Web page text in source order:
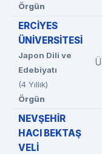
Örgün
ERCİYES
ÜNİVERSİTESİ
Japon Dili ve
Edebiyatı
(4 Yıllık)
Örgün
NEVŞEHİR
HACI BEKTAŞ
VELİ